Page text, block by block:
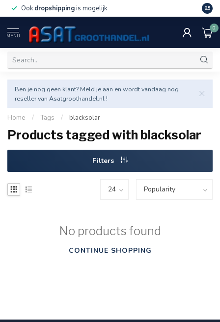
Ook dropshippingis mogelijk Veel
8.5
MENU
0
Ben je nog geen klant? Meld je aan en wordt vandaag nog
reseller van Asatgroothandel.nl !
Home / Tags / blacksolar
Products tagged with blacksolar
Filters
No products found
CONTINUE SHOPPING